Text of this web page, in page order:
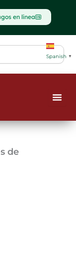
en línea
Spanish ▼
de